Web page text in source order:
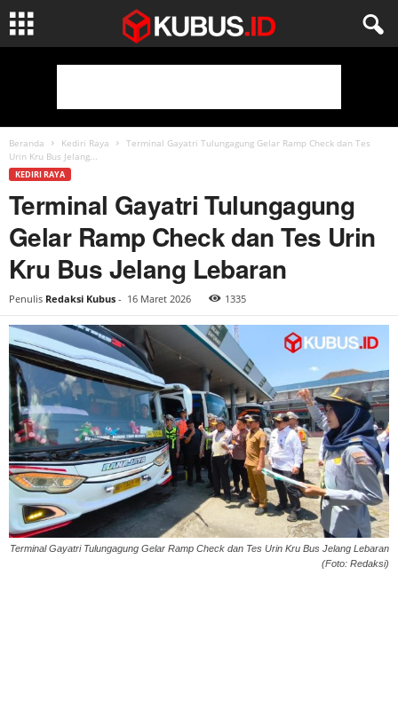
Beranda Kediri Raya
Terminal Gayatri Tulungagung Gelar Ramp Check dan Tes
Urin Kru Bus Jelang...
KEDIRI RAYA
Terminal Gayatri Tulungagung
Gelar Ramp Check dan Tes Urin
Kru Bus Jelang Lebaran
Penulis Redaksi Kubus - 16 Maret 2026 1335
Terminal Gayatri Tulungagung Gelar Ramp Check dan Tes Urin Kru Bus Jelang Lebaran
(Foto: Redaksi)